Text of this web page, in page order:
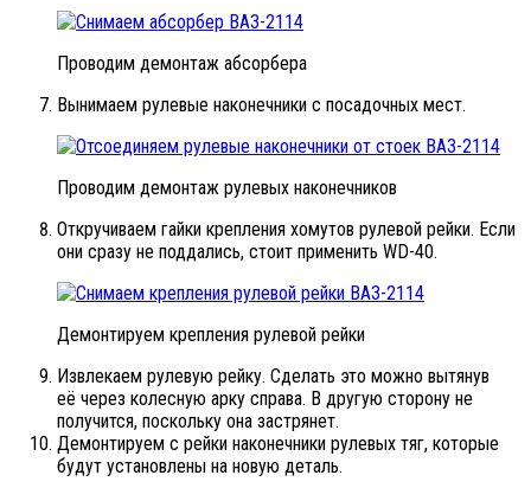
Проводим демонтаж абсорбера
Вынимаем рулевые наконечники с посадочных мест.
Проводим демонтаж рулевых наконечников
Откручиваем гайки крепления хомутов рулевой рейки. Если
они сразу не поддались, стоит применить WD-40.
Демонтируем крепления рулевой рейки
Извлекаем рулевую рейку. Сделать это можно вытянув
её через колесную арку справа. В другую сторону не
получится, поскольку она застрянет.
Демонтируем с рейки наконечники рулевых тяг, которые
будут установлены на новую деталь.